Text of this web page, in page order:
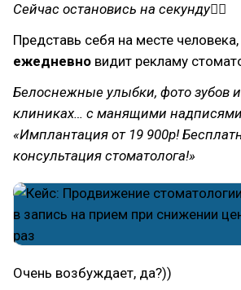
Сейчас остановись на секунду☝🏻
Представь себя на месте
ежедневно видит рекламу
Белоснежные улыбки, фото зубов
клиниках… с манящими надписями
«Имплантация от 19 900р!
консультация стоматолога!»
Очень возбуждает, да?))